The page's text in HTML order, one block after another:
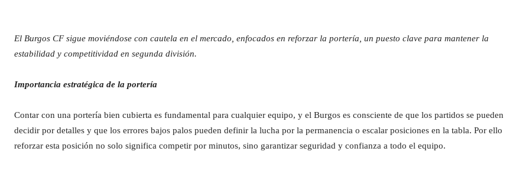
El Burgos CF sigue moviéndose con cautela en el mercado, enfocados en reforzar la portería, un puesto clave para mantener la
estabilidad y competitividad en segunda división.
Importancia estratégica de la portería
Contar con una portería bien cubierta es fundamental para cualquier equipo, y el Burgos es consciente de que los partidos se pueden
decidir por detalles y que los errores bajos palos pueden definir la lucha por la permanencia o escalar posiciones en la tabla. Por ello
reforzar esta posición no solo significa competir por minutos, sino garantizar seguridad y confianza a todo el equipo.